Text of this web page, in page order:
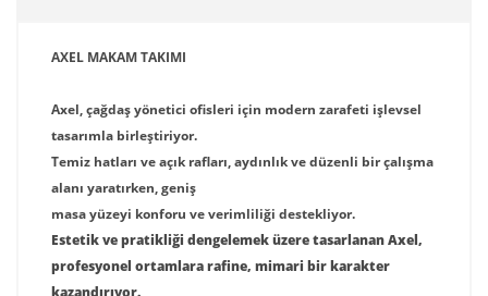
AXEL MAKAM TAKIMI
Axel, çağdaş yönetici ofisleri için modern zarafeti işlevsel
tasarımla birleştiriyor.
Temiz hatları ve açık rafları, aydınlık ve düzenli bir çalışma
alanı yaratırken, geniş
masa yüzeyi konforu ve verimliliği destekliyor.
Estetik ve pratikliği dengelemek üzere tasarlanan Axel,
profesyonel ortamlara rafine, mimari bir karakter
kazandırıyor.